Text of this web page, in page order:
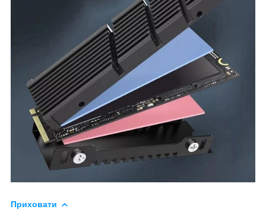
Приховати